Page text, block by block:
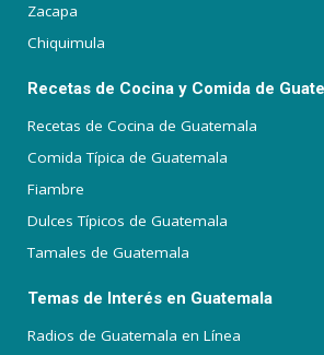
Zacapa
Chiquimula
Recetas de Cocina y Comida de
Recetas de Cocina de Guatemala
Comida Típica de Guatemala
Fiambre
Dulces Típicos de Guatemala
Tamales de Guatemala
Temas de Interés en Guatemala
Radios de Guatemala en Línea